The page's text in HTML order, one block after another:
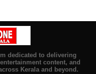
dedicated to delivering
content, and
Kerala and beyond.